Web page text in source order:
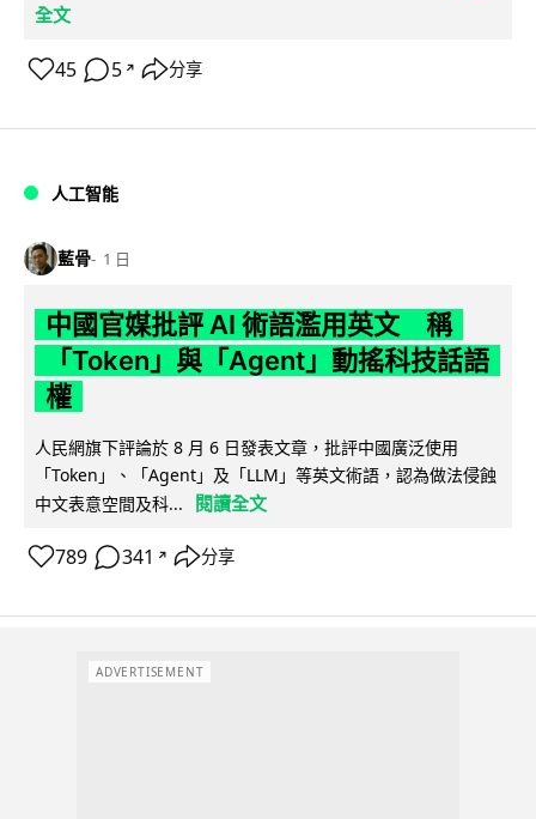
全文
45 5 ↗ 分享
人工智能
藍骨 1 日
中國官媒批評 AI 術語濫用英文 稱
「Token」與「Agent」動搖科技話語
權
人民網旗下評論於 8 月 6 日發表文章，批評中國廣泛使用
「Token」、「Agent」及「LLM」等英文術語，認為做法侵蝕
中文表意空間及科...
閱讀全文
789 341 ↗ 分享
ADVERTISEMENT